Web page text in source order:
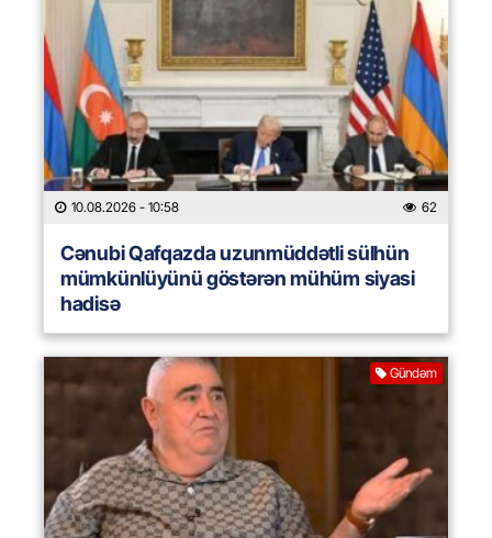
10.08.2026 - 10:58 62
Cənubi Qafqazda uzunmüddətli sülhün
mümkünlüyünü göstərən mühüm siyasi
hadisə
Gündəm